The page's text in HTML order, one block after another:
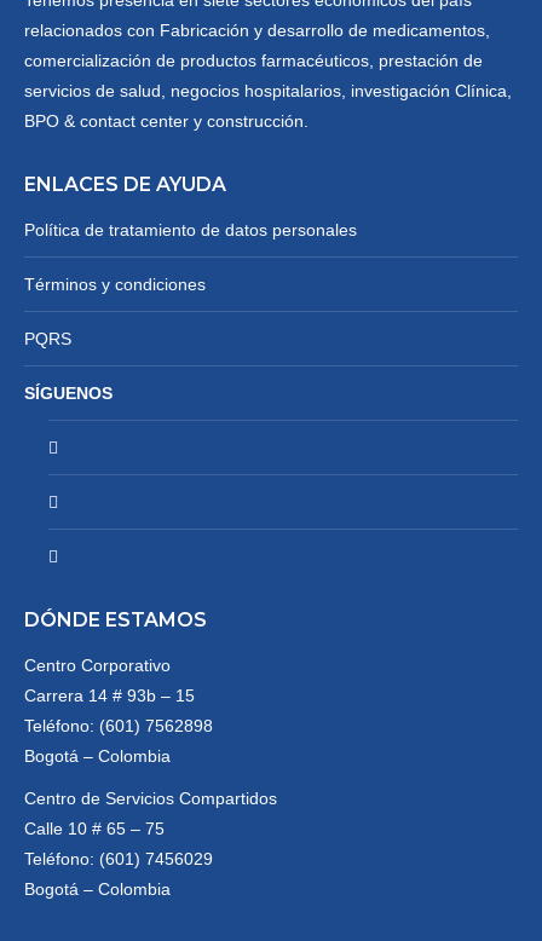
relacionados con Fabricación y desarrollo de medicamentos,
comercialización de productos farmacéuticos, prestación de
servicios de salud, negocios hospitalarios, investigación Clínica,
BPO & contact center y construcción.
ENLACES DE AYUDA
Política de tratamiento de datos personales
Términos y condiciones
PQRS
SÍGUENOS
DÓNDE ESTAMOS
Centro Corporativo
Carrera 14 # 93b – 15
Teléfono: (601) 7562898
Bogotá – Colombia
Centro de Servicios Compartidos
Calle 10 # 65 – 75
Teléfono: (601) 7456029
Bogotá – Colombia